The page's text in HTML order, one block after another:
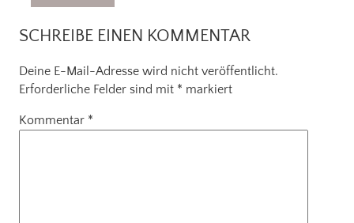
SCHREIBE EINEN KOMMENTAR
Deine E-Mail-Adresse wird nicht veröffentlicht.
Erforderliche Felder sind mit * markiert
Kommentar *